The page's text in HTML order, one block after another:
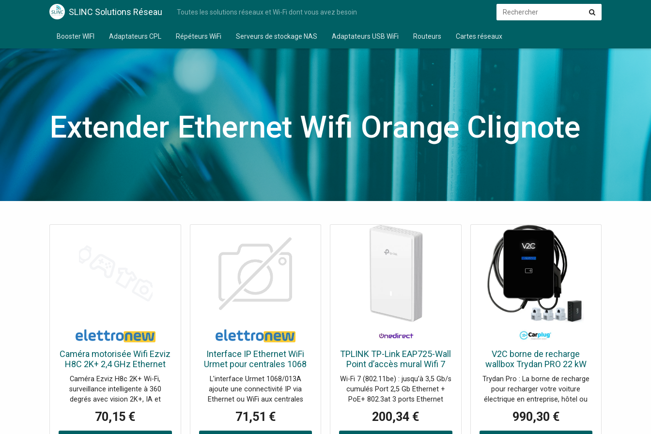
SLINC Solutions Réseau Toutes les solutions réseaux et Wi-Fi dont vous avez besoin Rechercher Rechercher
Booster WIFI Adaptateurs CPL Répéteurs WiFi Serveurs de stockage NAS Adaptateurs USB WiFi Routeurs Cartes réseaux
Extender Ethernet Wifi Orange Clignote
Caméra motorisée Wifi Ezviz
H8C 2K+ 2,4 GHz Ethernet
RJ45 M12 303102611
Caméra Ezviz H8c 2K+ Wi-Fi,
surveillance intelligente à 360
degrés avec vision 2K+, IA et
caractéristiques suivantes : Objectif
: 4 mm F1.6 - 6 mm F1.6 Résolution:
70,15 €
Interface IP Ethernet WiFi
Urmet pour centrales 1068
1068/013A
L'interface Urmet 1068/013A
ajoute une connectivité IP via
Ethernet ou WiFi aux centrales
distance via APP avec installation
directe sur carte mère. Tension
71,51 €
TPLINK TP-Link EAP725-Wall
Point d’accès mural Wifi 7
triple débit avec ports
Ethernet 2,5G, PoE et gestion
centralisée, idéal pour
profiter de hautes
Wi-Fi 7 (802.11be) : jusqu’à 3,5 Gb/s
cumulés Port 2,5 Gb Ethernet +
PoE+ 802.3at 3 ports Ethernet
téléphonie IP Gestion Omada SDN :
cloud, contrôleur matériel ou
200,34 €
V2C borne de recharge
wallbox Trydan PRO 22 kW
triphasé - câble T2S 5m - Wifi
- RFID - ETHERNET - OCPP
Trydan Pro : La borne de recharge
pour recharger votre voiture
électrique en entreprise, hôtel ou
22kW triphasé est une borne de
recharge pour véhicules électriques
990,30 €